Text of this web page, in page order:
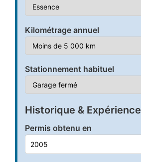
Kilométrage annuel
Stationnement habituel
Historique & Expérience
Permis obtenu en